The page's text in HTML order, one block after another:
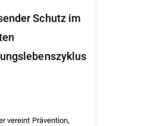
Schutz im
vereint Prävention,